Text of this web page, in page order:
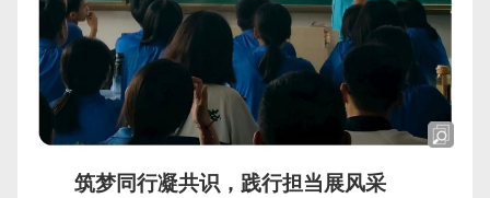
筑梦同行凝共识，践行担当展风采